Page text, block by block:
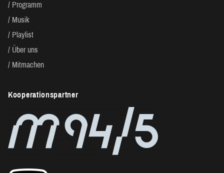
Programm
Musik
Playlist
Über uns
Mitmachen
Kooperationspartner